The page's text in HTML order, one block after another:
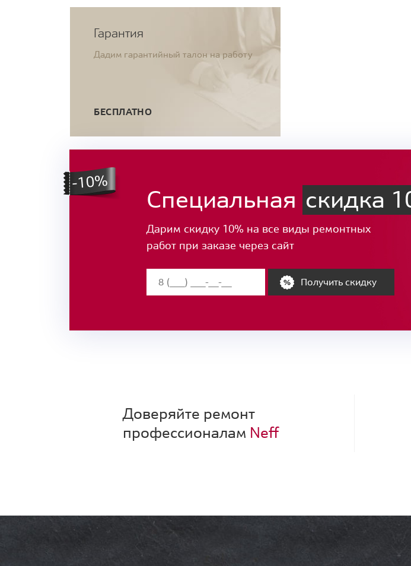
Гарантия
Дадим гарантийный талон на работу
БЕСПЛАТНО
Специальная скидка
Дарим скидку 10% на все виды ремонтных
работ при заказе через сайт
Получить скидку
Доверяйте ремонт
профессионалам Neff